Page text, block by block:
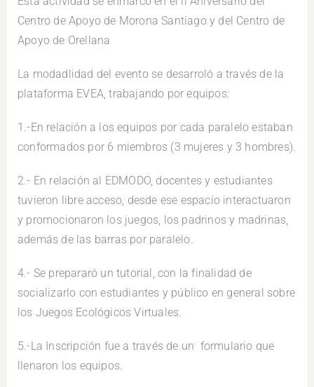
Centro de Apoyo de Morona Santiago y del Centro de
Apoyo de Orellana
La modadlidad del evento se desarroló a través de la
plataforma EVEA, trabajando por equipos:
1.-En relación a los equipos por cada paralelo estaban
conformados por 6 miembros (3 mujeres y 3 hombres).
2.- En relación al EDMODO, docentes y estudiantes
tuvieron libre acceso, desde ese espacio interactuaron
y promocionaron los juegos, los padrinos y madrinas,
además de las barras por paralelo.
4.- Se prepararó un tutorial, con la finalidad de
socializarlo con estudiantes y público en general sobre
los Juegos Ecológicos Virtuales.
5.-La Inscripción fue a través de un formulario que
llenaron los equipos.